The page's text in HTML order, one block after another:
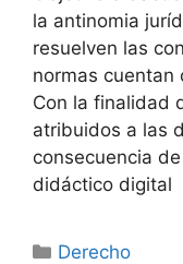
la antinomia
resuelven las
normas cuentan
Con la finalidad
atribuidos a las
consecuencia
didáctico digital
Categorías
Derecho